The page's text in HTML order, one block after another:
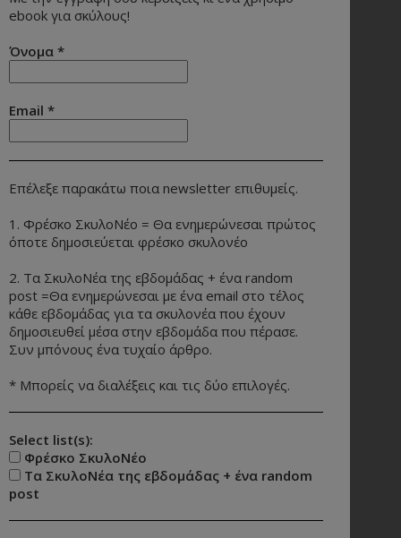
ebook για σκύλους!
Όνομα *
Email *
Επέλεξε παρακάτω ποια newsletter επιθυμείς.
1. Φρέσκο ΣκυλοΝέο = Θα ενημερώνεσαι πρώτος
όποτε δημοσιεύεται φρέσκο σκυλονέο
2. Τα ΣκυλοΝέα της εβδομάδας + ένα random
post =Θα ενημερώνεσαι με ένα email στο τέλος
κάθε εβδομάδας για τα σκυλονέα που έχουν
δημοσιευθεί μέσα στην εβδομάδα που πέρασε.
Συν μπόνους ένα τυχαίο άρθρο.
* Μπορείς να διαλέξεις και τις δύο επιλογές.
Select list(s):
Φρέσκο ΣκυλοΝέο
Τα ΣκυλοΝέα της εβδομάδας + ένα random
post